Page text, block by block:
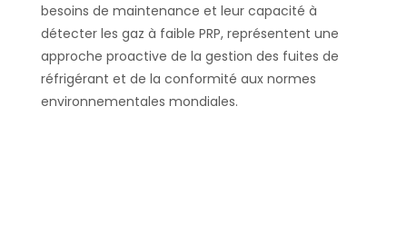
besoins de maintenance et leur capacité à
détecter les gaz à faible PRP, représentent une
approche proactive de la gestion des fuites de
réfrigérant et de la conformité aux normes
environnementales mondiales.